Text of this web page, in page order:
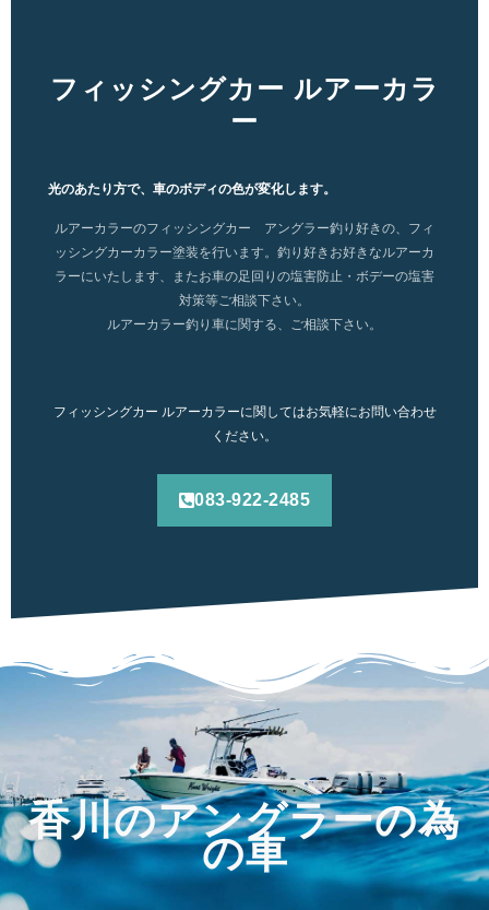
フィッシングカー ルアーカラ
ー
光のあたり方で、車のボディの色が変化します。
ルアーカラーのフィッシングカー アングラー釣り好きの、フィ
ッシングカーカラー塗装を行います。釣り好きお好きなルアーカ
ラーにいたします、またお車の足回りの塩害防止・ボデーの塩害
対策等ご相談下さい。
ルアーカラー釣り車に関する、ご相談下さい。
フィッシングカー ルアーカラーに関してはお気軽にお問い合わせ
ください。
083-922-2485
香川のアングラーの為
の車